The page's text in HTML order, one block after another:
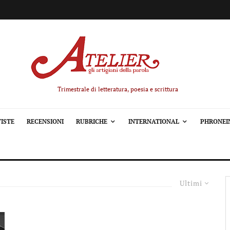
Trimestrale di letteratura, poesia e scrittura
RECENSIONI RUBRICHE INTERNATIONAL
Ultimi